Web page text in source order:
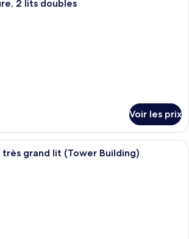
2 lits doubles
Voir les prix
Un lit à baldaquin, un canapé, une
très grand lit (Tower Building)